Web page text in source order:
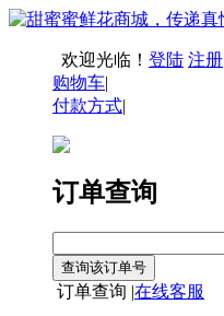
欢迎光临！ 登陆 注册
购物车|
付款方式|
订单查询
订单查询 |在线客服